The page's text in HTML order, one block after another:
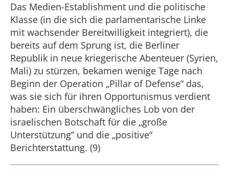
Das Medien-Establishment und die politische
Klasse (in die sich die parlamentarische Linke
mit wachsender Bereitwilligkeit integriert), die
bereits auf dem Sprung ist, die Berliner
Republik in neue kriegerische Abenteuer (Syrien,
Mali) zu stürzen, bekamen wenige Tage nach
Beginn der Operation „Pillar of Defense“ das,
was sie sich für ihren Opportunismus verdient
haben: Ein überschwängliches Lob von der
israelischen Botschaft für die „große
Unterstützung“ und die „positive“
Berichterstattung. (9)